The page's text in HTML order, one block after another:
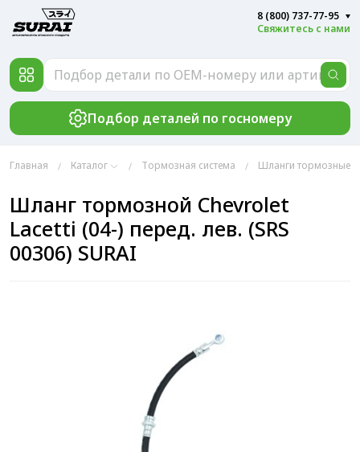
8 (800) 737-77-95
Свяжитесь с нами
Подбор деталей по госномеру
Главная Каталог Тормозная система Шланги тормозные
Шланг тормозной Chevrolet
Lacetti (04-) перед. лев. (SRS
00306) SURAI